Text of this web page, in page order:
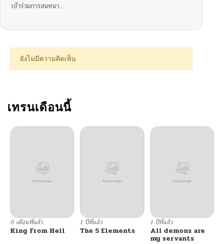
เข้าร่วมการสนทนา...
ยังไม่มีความคิดเห็น
เทรนเดือนนี้
6 เดือนที่แล้ว
King From Hell
1 ปีที่แล้ว
The 5 Elements
1 ปีที่แล้ว
All demons are
my servants